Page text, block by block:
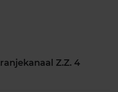
Z.Z. 4